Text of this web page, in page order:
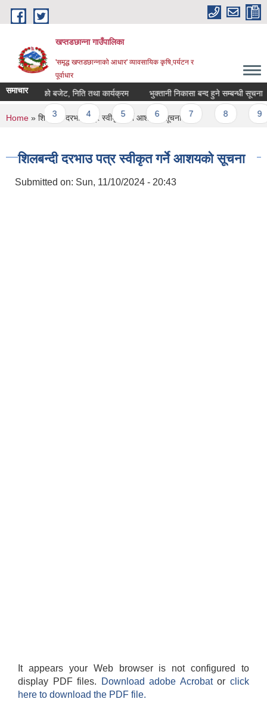
Skip to main content
खप्तडछान्ना गाउँपालिका
'समृद्ध खप्तडछान्नाको आधार' व्यावसायिक कृषि,पर्यटन र
पूर्वाधार
समाचारको बजेट, निति तथा कार्यक्रम भुक्तानी निकासा बन्द हुने सम्बन्धी सूचना
2 3 4 5 6 7
You are here
Home » शिलबन्दी दरभाउ पत्र स्वीकृत गर्ने आशयको सूचना
शिलबन्दी दरभाउ पत्र स्वीकृत गर्ने आशयको सूचना
Submitted on: Sun, 11/10/2024 - 20:43
It appears your Web browser is not configured to
display PDF files.
Download adobe Acrobatorclick
here to download the PDF file.